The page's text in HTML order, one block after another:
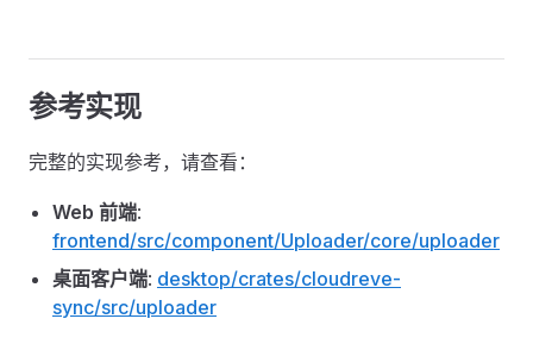
参考实现
完整的实现参考，请查看：
Web 前端:
frontend/src/component/Uploader/core/uploader
桌面客户端: desktop/crates/cloudreve-
sync/src/uploader